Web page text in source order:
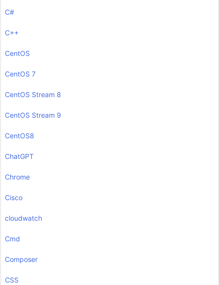
C#
C++
CentOS
CentOS 7
CentOS Stream 8
CentOS Stream 9
CentOS8
ChatGPT
Chrome
Cisco
cloudwatch
Cmd
Composer
CSS